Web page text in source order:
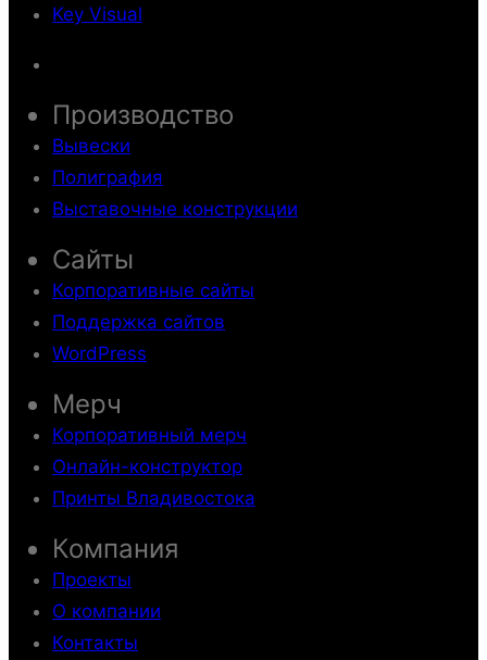
Key Visual
Производство
Вывески
Полиграфия
Выставочные конструкции
Сайты
Корпоративные сайты
Поддержка сайтов
WordPress
Мерч
Корпоративный мерч
Онлайн-конструктор
Принты Владивостока
Компания
Проекты
О компании
Контакты